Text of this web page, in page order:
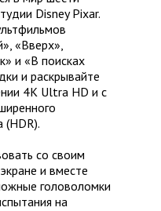
Disney Pixar.
«Вверх»,
и «В поисках
и раскрывайте
4K Ultra HD и с
(HDR).
со своим
и вместе
головоломки
на